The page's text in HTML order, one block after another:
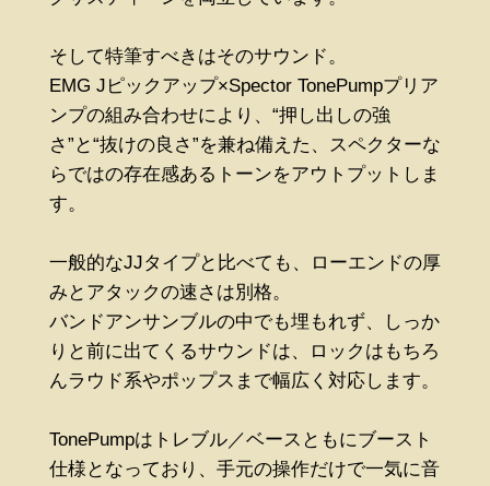
そして特筆すべきはそのサウンド。
EMG Jピックアップ×Spector TonePumpプリア
ンプの組み合わせにより、“押し出しの強
さ”と“抜けの良さ”を兼ね備えた、スペクターな
らではの存在感あるトーンをアウトプットしま
す。
一般的なJJタイプと比べても、ローエンドの厚
みとアタックの速さは別格。
バンドアンサンブルの中でも埋もれず、しっか
りと前に出てくるサウンドは、ロックはもちろ
んラウド系やポップスまで幅広く対応します。
TonePumpはトレブル／ベースともにブースト
仕様となっており、手元の操作だけで一気に音